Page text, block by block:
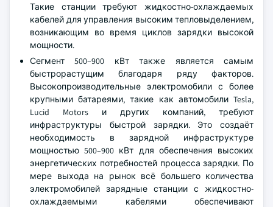
Такие станции требуют жидкостно-охлаждаемых
кабелей для управления высоким тепловыделением,
возникающим во время циклов зарядки высокой
мощности.
Сегмент 500–900 кВт также является самым
быстрорастущим благодаря ряду факторов.
Высокопроизводительные электромобили с более
крупными батареями, такие как автомобили Tesla,
Lucid Motors и других компаний, требуют
инфраструктуры быстрой зарядки. Это создаёт
необходимость в зарядной инфраструктуре
мощностью 500–900 кВт для обеспечения высоких
энергетических потребностей процесса зарядки. По
мере выхода на рынок всё большего количества
электромобилей зарядные станции с жидкостно-
охлаждаемыми кабелями обеспечивают